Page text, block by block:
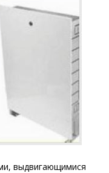
выдвигающимися